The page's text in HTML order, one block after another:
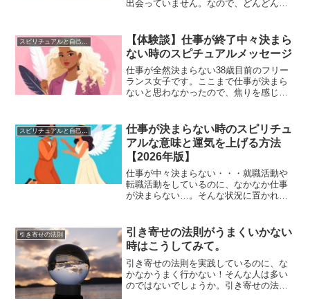
出会っていません。なので、どんどんお
もタイムリーに先週まで同棲しているパ
ートナーがニートになる...
【体験談】仕事が終了中々決まら
ない時のスピチュアルメッセージ
仕事が全然決まらない38歳目前のフリー
ランス女子です。ここまで仕事が決まら
ないと思わなかったので、焦りを感じ始
です。なので、それをまとめました。
スピリチュアルと自己対話
仕事が決まらない時のスピリチュ
アルな意味と運気を上げる方法
【2026年版】
仕事が中々決まらない・・・就職活動や
転職活動をしているのに、なかなか仕事
が決まらない…。そんな状況に置かれて
か。この記事では、仕事が決まらない時
期をスピリチュアルな観点か...
引き寄せの法則
引き寄せの法則がうまくいかない
時はこうしてみて。
引き寄せの法則を実践しているのに、な
かなかうまく行かない！そんな人は多い
のではないでしょうか。引き寄せの法則